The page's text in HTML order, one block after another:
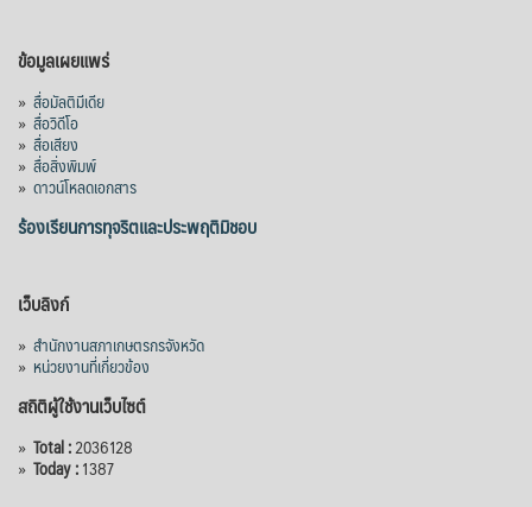
อนุมัติโครงการอ่างเก็บน้ำคลองวังโตนด
จังหวัดจันทบุรี กรอบวงเงิน 7,200 ล้านบาท
กำหนดระยะเวลาดำเนินงาน 7 ปี (พ.ศ. 2570–
2576) โดยโครงการมีความจุ 99.50 ล้าน
ลูกบาศก์เมตร สามารถสนับสนุนพื้นที่
ชลประทานกว่า 87,700 ไร่ เพิ่ม
View on Facebook
ข้อมูลเผยแพร่
» สื่อมัลติมีเดีย
» สื่อวิดีโอ
» สื่อเสียง
» สื่อสิ่งพิมพ์
» ดาวน์โหลดเอกสาร
ร้องเรียนการทุจริตและประพฤติมิชอบ
เว็บลิงก์
» สำนักงานสภาเกษตรกรจังหวัด
» หน่วยงานที่เกี่ยวข้อง
สถิติผู้ใช้งานเว็บไซต์
» Total :2036128
» Today :1387